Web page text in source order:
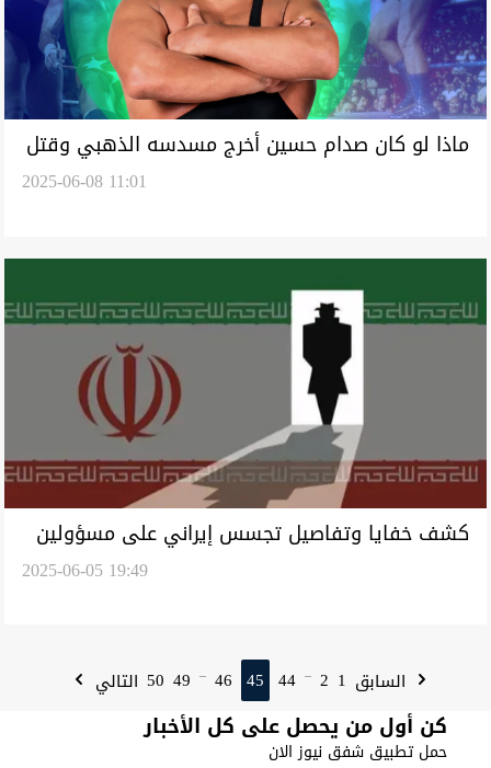
ماذا لو كان صدام حسين أخرج مسدسه الذهبي وقتل
2025-06-08 11:01
كشف خفايا وتفاصيل تجسس إيراني على مسؤولين
2025-06-05 19:49
السابق 1
2
...
44
45
46
...
49
50 التالي
كن أول من يحصل على كل الأخبار
حمل تطبيق شفق نيوز الان